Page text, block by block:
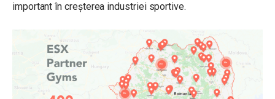
important în creșterea industriei sportive.